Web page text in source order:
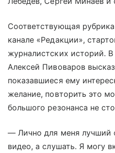
Соответствующая
канале «Редакции»,
журналистских историй.
Алексей Пивоваров
показавшиеся ему
желание, повторить это
большого резонанса не
— Лично для меня лучший
видео, а слушать. Я могу